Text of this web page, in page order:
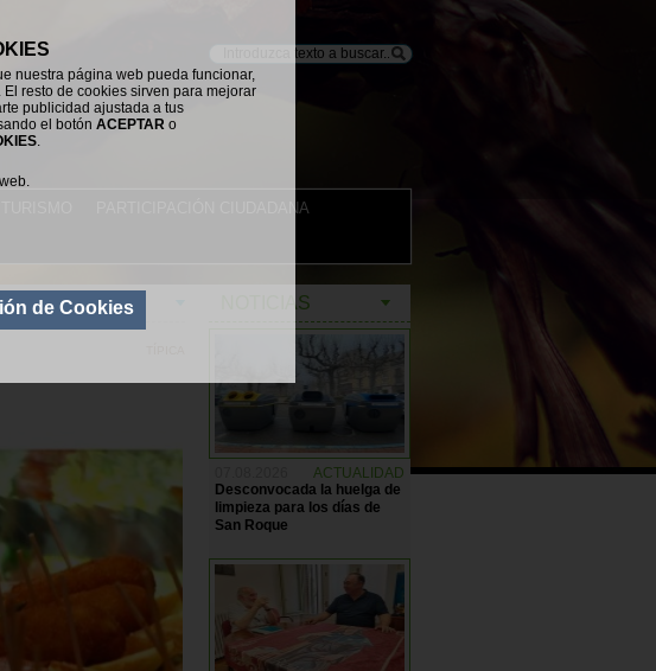
nuestra página web pueda funcionar,
resto de cookies sirven para mejorar
publicidad ajustada a tus
el botón ACEPTAR o
.
de Cookies NOTICIAS
ACTUALIDAD
Desconvocada la huelga de
limpieza para los días de
San Roque
PARTICIPACIÓN CIUDADANA